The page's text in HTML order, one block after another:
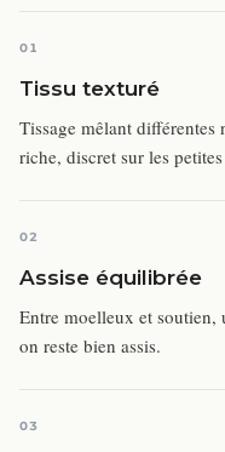
01
Tissu texturé
Tissage mêlant
riche, discret sur les
02
Assise équilibrée
Entre moelleux et soutien,
on reste bien assis.
03